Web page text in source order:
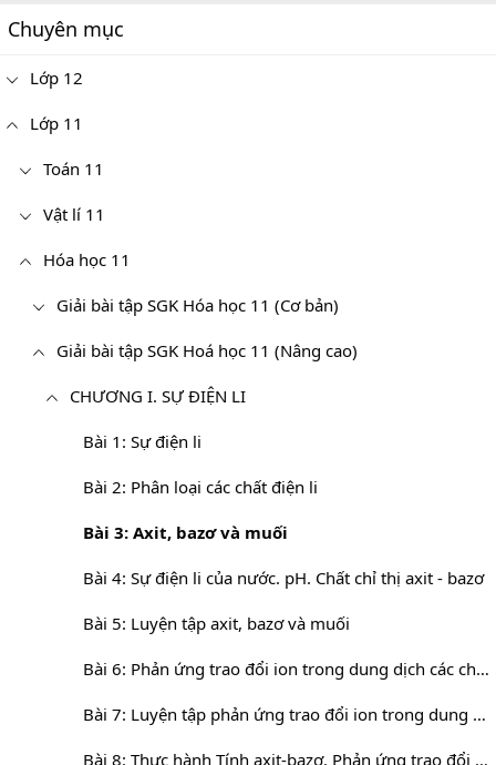
Chuyên mục
Lớp 12
Lớp 11
Toán 11
Vật lí 11
Hóa học 11
Giải bài tập SGK Hóa học 11 (Cơ bản)
Giải bài tập SGK Hoá học 11 (Nâng cao)
CHƯƠNG I. SỰ ĐIỆN LI
Bài 1: Sự điện li
Bài 2: Phân loại các chất điện li
Bài 3: Axit, bazơ và muối
Bài 4: Sự điện li của nước. pH. Chất chỉ thị axit - bazơ
Bài 5: Luyện tập axit, bazơ và muối
Bài 6: Phản ứng trao đổi ion trong dung dịch các chất điện li
Bài 7: Luyện tập phản ứng trao đổi ion trong dung dịch các chất điện li
Bài 8: Thực hành Tính axit-bazơ. Phản ứng trao đổi ion trong dung dịch